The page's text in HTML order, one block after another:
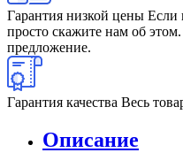
Гарантия низкой цены Если
просто скажите нам об
предложение.
Гарантия качества Весь
Описание